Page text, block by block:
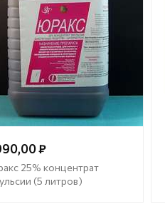
₽
25% концентрат
(5 литров)